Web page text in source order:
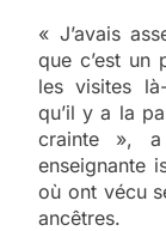
« J’avais
que c’est un
les visites
qu’il y a la
crainte », a
enseignante
où ont vécu
ancêtres.